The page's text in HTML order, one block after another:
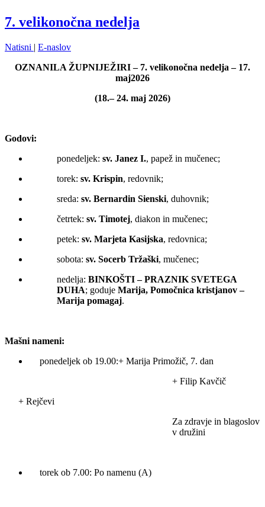
7. velikonočna nedelja
Natisni | E-naslov
OZNANILA ŽUPNIJEŽIRI – 7. velikonočna nedelja – 17.
maj2026
(18.–24. maj 2026)
Godovi:
ponedeljek: sv. Janez I., papež in mučenec;
torek: sv. Krispin, redovnik;
sreda: sv. Bernardin Sienski, duhovnik;
četrtek: sv. Timotej, diakon in mučenec;
petek: sv. Marjeta Kasijska, redovnica;
sobota: sv. Socerb Tržaški, mučenec;
nedelja: BINKOŠTI – PRAZNIK SVETEGA
DUHA; goduje Marija, Pomočnica kristjanov –
Marija pomagaj.
Mašni nameni:
ponedeljek ob 19.00:+ Marija Primožič, 7. dan
+ Filip Kavčič
+ Rejčevi
Za zdravje in blagoslov
v družini
torek ob 7.00: Po namenu (A)